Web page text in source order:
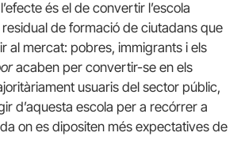
és el de convertir l’escola
de formació de ciutadans que
al mercat: pobres, immigrants i els
acaben per convertir-se en els
usuaris del sector públic,
d’aquesta escola per a recórrer a
on es dipositen més expectatives de